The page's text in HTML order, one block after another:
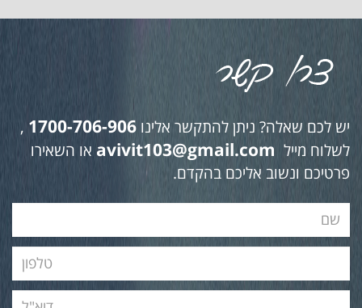
יש לכם שאלה? ניתן להתקשר אלינו 1700-706-906
,
לשלוח מייל avivit103@gmail.com או השאירו
פרטיכם ונשוב אליכם בהקדם.